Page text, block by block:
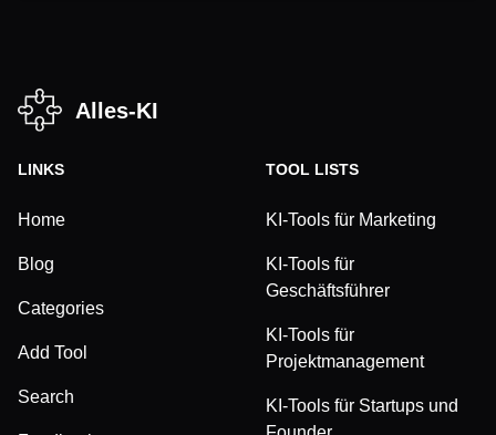
Alles-KI
LINKS
Home
Blog
Categories
Add Tool
Search
TOOL LISTS
KI-Tools für Marketing
KI-Tools für
Geschäftsführer
KI-Tools für
Projektmanagement
KI-Tools für Startups und